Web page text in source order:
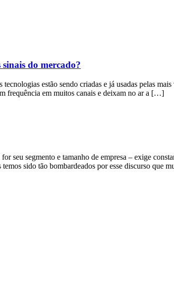
do mercado?
estão sendo criadas e já usadas pelas
frequência em muitos canais e deixam no ar a […]
seu segmento e tamanho de empresa – exige
sido tão bombardeados por esse discurso que